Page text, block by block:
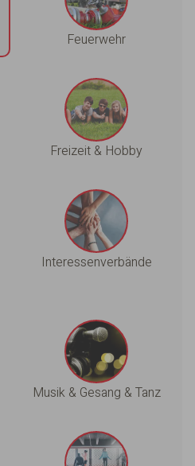
Feuerwehr
Freizeit & Hobby
Interessenverbände
Musik & Gesang & Tanz